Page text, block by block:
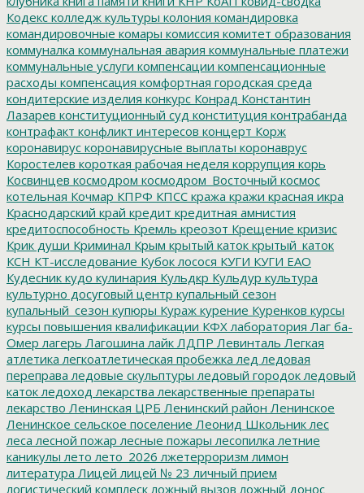
Кодекс колледж культуры колония командировка
командировочные комары комиссия комитет образования
коммуналка коммунальная авария коммунальные платежи
коммунальные услуги компенсации компенсационные
расходы компенсация комфортная городская среда
кондитерские изделия конкурс Конрад Константин
Лазарев конституционный суд конституция контрабанда
контрафакт конфликт интересов концерт Корж
коронавирус коронавирусные выплаты коронаврус
Коростелев короткая рабочая неделя коррупция корь
Косвинцев космодром космодром_Восточный космос
котельная Кочмар КПРФ КПСС кража кражи красная икра
Краснодарский край кредит кредитная амнистия
кредитоспособность Кремль креозот Крещение кризис
Крик души Криминал Крым крытый каток крытый_каток
КСН КТ-исследование Кубок лосося КУГИ КУГИ ЕАО
Кудесник кудо кулинария Кульдкр Кульдур культура
культурно досуговый центр купальный сезон
купальный_сезон купюры Кураж курение Куренков курсы
курсы повышения квалификации КФХ лаборатория Лаг ба-
Омер лагерь Лагошина лайк ЛДПР Левинталь Легкая
атлетика легкоатлетическая пробежка лед ледовая
переправа ледовые скульптуры ледовый городок ледовый
каток ледоход лекарства лекарственные препараты
лекарство Ленинская ЦРБ Ленинский район Ленинское
Ленинское сельское поселение Леонид Школьник лес
леса лесной пожар лесные пожары лесопилка летние
каникулы лето лето_2026 лжетерроризм лимон
литература Лицей лицей № 23 личный прием
логистический комплеск ложный вызов ложный донос